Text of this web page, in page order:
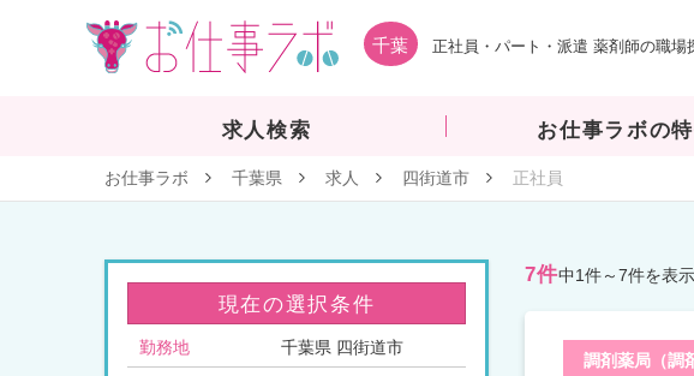
千葉 正社員・パート・派遣 薬剤師の職場
求人検索 お仕事ラボの
お仕事ラボ 千葉県 求人 四街道市 正社員
現在の選択条件
勤務地 千葉県 四街道市
7件中1件～7件を表示
調剤薬局（調